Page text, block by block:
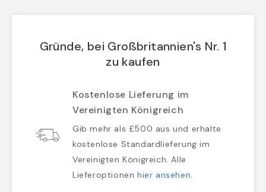
Gründe, bei Großbritannien's Nr. 1
zu kaufen
Kostenlose Lieferung im
Vereinigten Königreich
Gib mehr als £500 aus und erhalte
kostenlose Standardlieferung im
Vereinigten Königreich. Alle
Lieferoptionen hier ansehen.